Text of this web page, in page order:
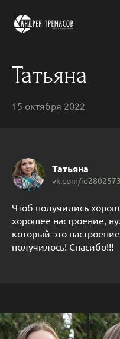
Татьяна
15 октября 2022
Татьяна
vk.com/
Чтоб получились
хорошее настроение,
который это
получилось! Спасибо!!!